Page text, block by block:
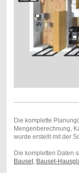
Die komplette
Mengenberechnung,
wurde erstellt mit der
Die kompletten Daten
Bauset, Bauset-